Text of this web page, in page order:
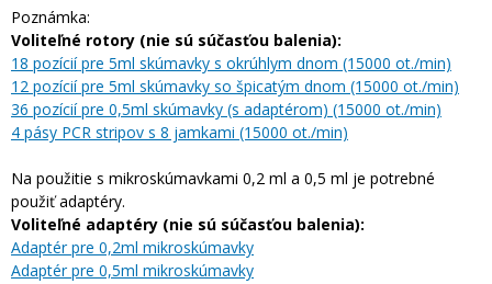
Poznámka:
Voliteľné rotory (nie sú súčasťou balenia):
18 pozícií pre 5ml skúmavky s okrúhlym dnom (15000 ot./min)
12 pozícií pre 5ml skúmavky so špicatým dnom (15000 ot./min)
36 pozícií pre 0,5ml skúmavky (s adaptérom) (15000 ot./min)
4 pásy PCR stripov s 8 jamkami (15000 ot./min)
Na použitie s mikroskúmavkami 0,2 ml a 0,5 ml je potrebné
použiť adaptéry.
Voliteľné adaptéry (nie sú súčasťou balenia):
Adaptér pre 0,2ml mikroskúmavky
Adaptér pre 0,5ml mikroskúmavky